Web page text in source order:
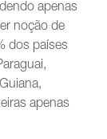
apenas
noção de
dos países
apenas